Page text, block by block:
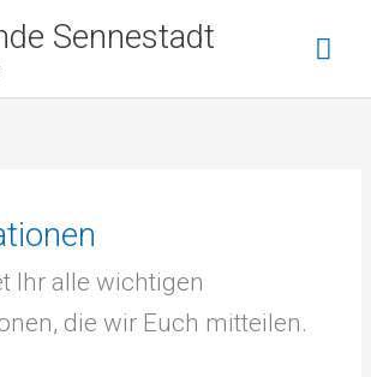
Sennestadt
Ihr alle wichtigen
die wir Euch mitteilen.